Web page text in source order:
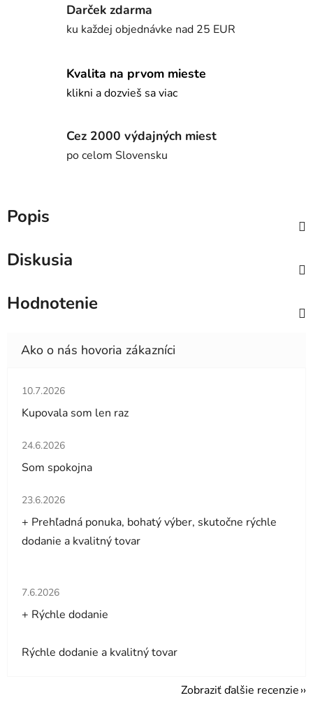
Darček zdarma
ku každej objednávke nad 25 EUR
Kvalita na prvom mieste
klikni a dozvieš sa viac
Cez 2000 výdajných miest
po celom Slovensku
Popis
Diskusia
Hodnotenie
Hodnotenie obchodu je 5 z 5 hviezdičiek.
10.7.2026
Kupovala som len raz
Hodnotenie obchodu je 5 z 5 hviezdičiek.
24.6.2026
Som spokojna
Hodnotenie obchodu je 5 z 5 hviezdičiek.
23.6.2026
+ Prehľadná ponuka, bohatý výber, skutočne rýchle
dodanie a kvalitný tovar
Hodnotenie obchodu je 5 z 5 hviezdičiek.
7.6.2026
+ Rýchle dodanie
Rýchle dodanie a kvalitný tovar
Zobraziť ďalšie recenzie